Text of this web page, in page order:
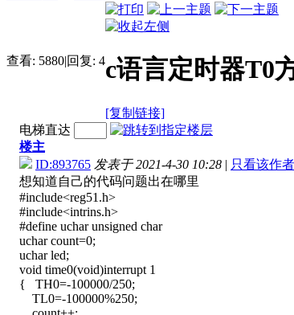
查看: 5880|回复: 4c语言定时器T0
[复制链接]
电梯直达
楼主
ID:893765 发表于 2021-4-30 10:28 | 只看该作者
想知道自己的代码问题出在哪里
#include<reg51.h>
#include<intrins.h>
#define uchar unsigned char
uchar count=0;
uchar led;
void time0(void)interrupt 1
{ TH0=-100000/250;
TL0=-100000%250;